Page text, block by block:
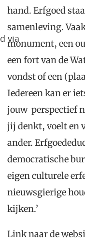
via
hand. Erfgoed
samenleving.
monument, een
een fort van de
vondst of een
Iedereen kan er
jouw perspectief
jij denkt, voelt en
ander.
democratische
eigen culturele
nieuwsgierige
kijken.’
Link naar de